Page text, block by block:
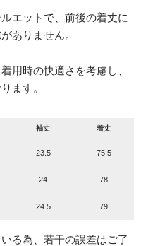
エットで、前後の着丈に
ありません。
用時の快適さを考慮し、
ます。
袖丈 着丈
23.5 75.5
24 78
24.5 79
る為、若干の誤差はご了